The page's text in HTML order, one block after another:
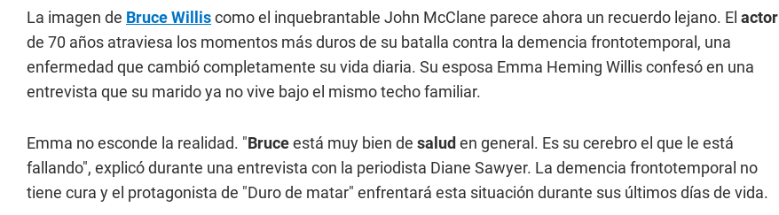
La imagen de Bruce Williscomo el inquebrantable John McClane parece ahora un recuerdo lejano. El actor
de 70 años atraviesa los momentos más duros de su batalla contra la demencia frontotemporal, una
enfermedad que cambió completamente su vida diaria. Su esposa Emma Heming Willis confesó en una
entrevista que su marido ya no vive bajo el mismo techo familiar.
Emma no esconde la realidad. "Bruceestá muy bien de salud en general. Es su cerebro el que le está
fallando", explicó durante una entrevista con la periodista Diane Sawyer. La demencia frontotemporal no
tiene cura y el protagonista de "Duro de matar" enfrentará esta situación durante sus últimos días de vida.